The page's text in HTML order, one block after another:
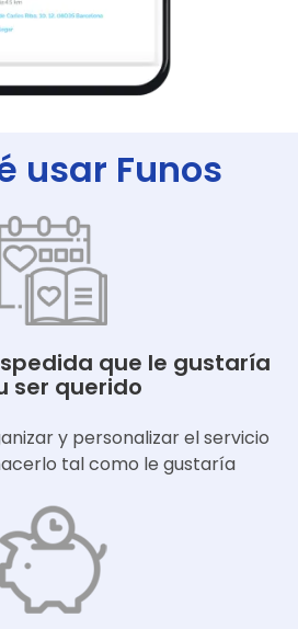
usar Funos
que le gustaría
ser querido
y personalizar el servicio
tal como le gustaría